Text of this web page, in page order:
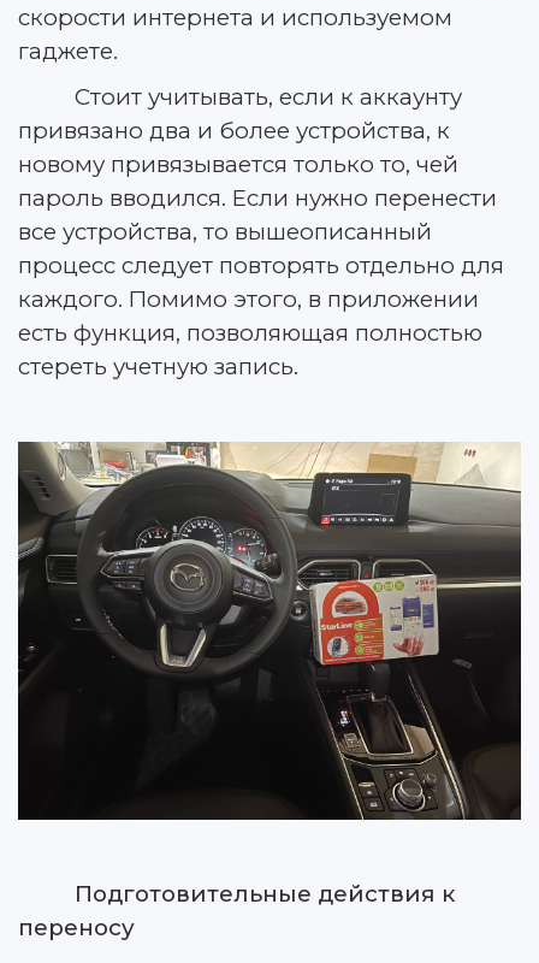
скорости интернета и используемом
гаджете.
Стоит учитывать, если к аккаунту
привязано два и более устройства, к
новому привязывается только то, чей
пароль вводился. Если нужно перенести
все устройства, то вышеописанный
процесс следует повторять отдельно для
каждого. Помимо этого, в приложении
есть функция, позволяющая полностью
стереть учетную запись.
Подготовительные действия к
переносу